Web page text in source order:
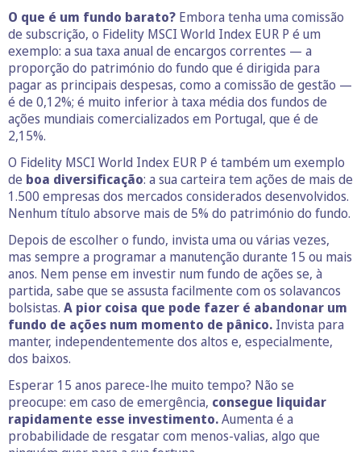
O que é um fundo barato? Embora tenha uma comissão
de subscrição, o Fidelity MSCI World Index EUR P é um
exemplo: a sua taxa anual de encargos correntes — a
proporção do património do fundo que é dirigida para
pagar as principais despesas, como a comissão de gestão —
é de 0,12%; é muito inferior à taxa média dos fundos de
ações mundiais comercializados em Portugal, que é de
2,15%.
O Fidelity MSCI World Index EUR P é também um exemplo
de boa diversificação: a sua carteira tem ações de mais de
1.500 empresas dos mercados considerados desenvolvidos.
Nenhum título absorve mais de 5% do património do fundo.
Depois de escolher o fundo, invista uma ou várias vezes,
mas sempre a programar a manutenção durante 15 ou mais
anos. Nem pense em investir num fundo de ações se, à
partida, sabe que se assusta facilmente com os solavancos
bolsistas. A pior coisa que pode fazer é abandonar um
fundo de ações num momento de pânico. Invista para
manter, independentemente dos altos e, especialmente,
dos baixos.
Esperar 15 anos parece-lhe muito tempo? Não se
preocupe: em caso de emergência, consegue liquidar
rapidamente esse investimento.Aumenta é a
probabilidade de resgatar com menos-valias, algo que